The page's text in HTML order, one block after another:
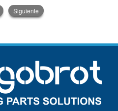
Siguiente